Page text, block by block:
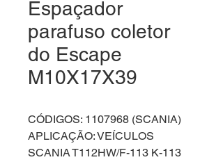
Espaçador
parafuso coletor
do Escape
M10X17X39
CÓDIGOS: 1107968 (SCANIA)
APLICAÇÃO: VEÍCULOS
SCANIA T112HW/F-113 K-113